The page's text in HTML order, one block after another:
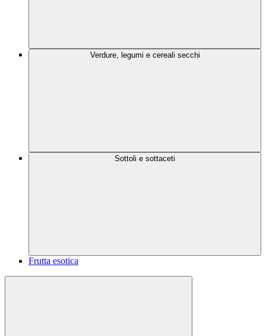
Verdure, legumi e cereali secchi
Sottoli e sottaceti
Frutta esotica